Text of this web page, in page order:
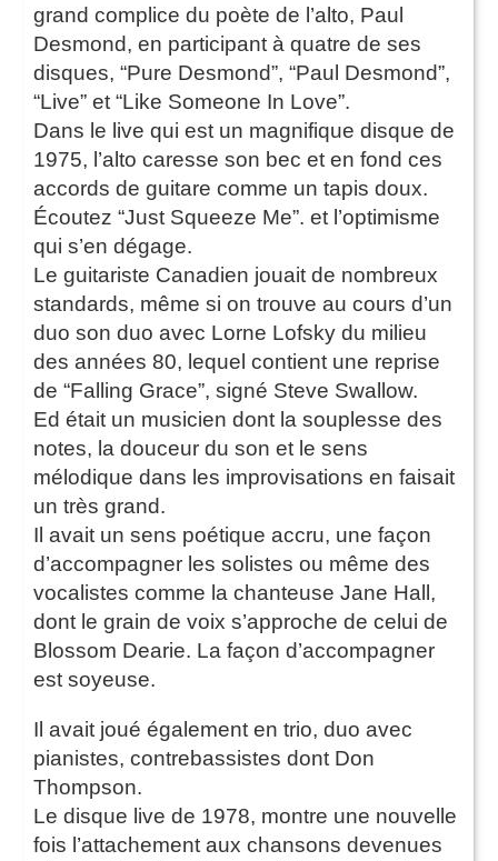
grand complice du poète de l’alto, Paul
Desmond, en participant à quatre de ses
disques, “Pure Desmond”, “Paul Desmond”,
“Live” et “Like Someone In Love”.
Dans le live qui est un magnifique disque de
1975, l’alto caresse son bec et en fond ces
accords de guitare comme un tapis doux.
Écoutez “Just Squeeze Me”. et l’optimisme
qui s’en dégage.
Le guitariste Canadien jouait de nombreux
standards, même si on trouve au cours d’un
duo son duo avec Lorne Lofsky du milieu
des années 80, lequel contient une reprise
de “Falling Grace”, signé Steve Swallow.
Ed était un musicien dont la souplesse des
notes, la douceur du son et le sens
mélodique dans les improvisations en faisait
un très grand.
Il avait un sens poétique accru, une façon
d’accompagner les solistes ou même des
vocalistes comme la chanteuse Jane Hall,
dont le grain de voix s’approche de celui de
Blossom Dearie. La façon d’accompagner
est soyeuse.
Il avait joué également en trio, duo avec
pianistes, contrebassistes dont Don
Thompson.
Le disque live de 1978, montre une nouvelle
fois l’attachement aux chansons devenues